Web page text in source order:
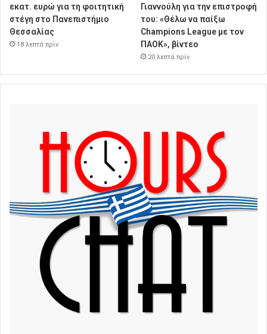
εκατ. ευρώ για τη φοιτητική
στέγη στο Πανεπιστήμιο
Θεσσαλίας
18 λεπτά πρίν
Γιαννούλη για την επιστροφή
του: «Θέλω να παίξω
Champions League με τον
ΠΑΟΚ», βίντεο
20 λεπτά πρίν